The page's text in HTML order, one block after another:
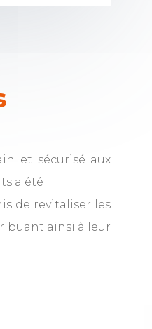
et sécurisé aux
a été
de revitaliser les
ainsi à leur